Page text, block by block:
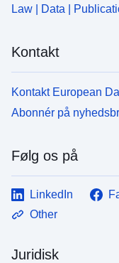
Law | Data |
Kontakt
Kontakt European
Abonnér på
Følg os på
LinkedIn
Other
Juridisk